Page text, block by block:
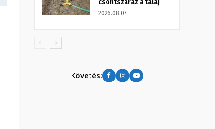
csontszáraz a talaj
2026.08.07.
Követés: